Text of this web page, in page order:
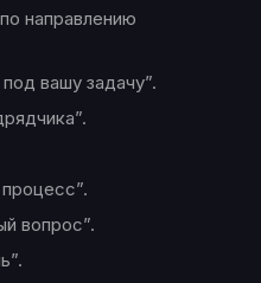
направлению
вашу задачу”.
вопрос”.